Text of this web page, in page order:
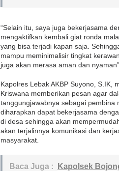
K
e
t
u
T
“Selain itu, saya juga bekerjasama
mengaktifkan kembali giat ronda
yang bisa terjadi kapan saja.
mampu meminimalisir tingkat
juga akan merasa aman dan
Kapolres Lebak AKBP Suyono, S.IK,
Kriswana memberikan pesan agar
tanggungjawabnya sebagai pembina
diharapkan dapat bekerjasama
di desa sehingga akan
akan terjalinnya komunikasi dan
masyarakat.
Baca Juga :
Kapolsek